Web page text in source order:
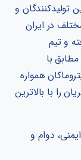
تولیدکنندگان و
در ایران
و تیم
با
همواره
را با بالاترین
دوام و